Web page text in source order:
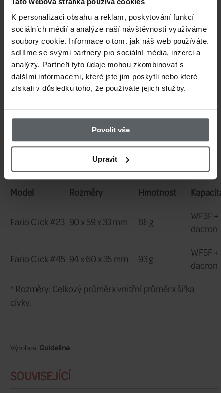
K personalizaci obsahu a reklam, poskytování funkcí
sociálních médií a analýze naší návštěvnosti využíváme
soubory cookie. Informace o tom, jak náš web používáte,
sdílíme se svými partnery pro sociální média, inzerci a
analýzy. Partneři tyto údaje mohou zkombinovat s
dalšími informacemi, které jste jim poskytli nebo které
získali v důsledku toho, že používáte jejich služby.
Povolit vše
Upravit
užší cívku. Povrchová úprava navijáku
barvě Forest Grey, takže ve
tmavý vzhled, ale s jemným
je viditelný jen v určitém světle.
Naviják je dodáváns ochranným
který lze k ochraně navijáku použít, i
připevněn k muškařskému prutu.
Součástí balení je také součástka do
navíc a imbusový klíč pro nastavení.
jasná volba pro euro nymphing a
místech, kde vám nehrozí, že
obrovskou a zuřivě bojující rybu, jejíž
potřebovalo větší odpor brzdy
cvrčku v okamžik, když vás ryba vyzve